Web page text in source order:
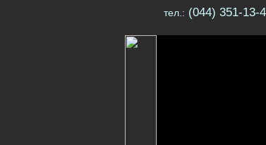
тел.: (044) 351-